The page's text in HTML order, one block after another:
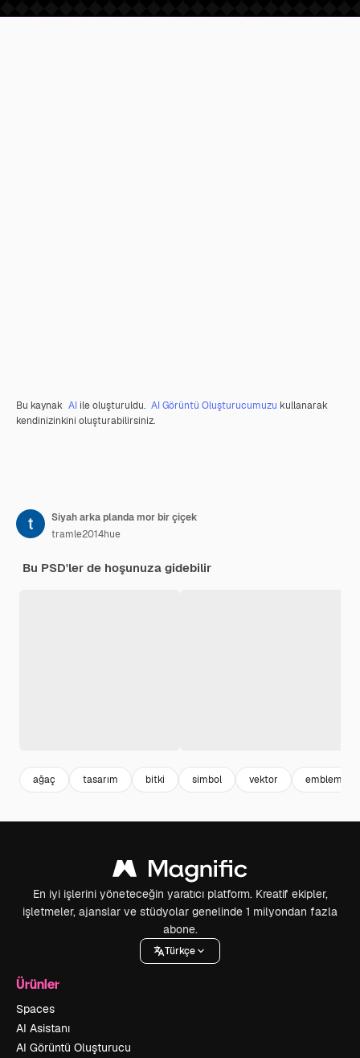
Bu kaynak AI ile oluşturuldu. AI Görüntü Oluşturucumuzu kullanarak
kendinizinkini oluşturabilirsiniz.
Siyah arka planda mor bir çiçek
tramle2014hue
Bu PSD'ler de hoşunuza gidebilir
ağaç tasarım bitki simbol vektor emblem
En iyi işlerini yöneteceğin yaratıcı platform. Kreatif ekipler,
işletmeler, ajanslar ve stüdyolar genelinde 1 milyondan fazla
abone.
Türkçe
Ürünler
Spaces
AI Asistanı
AI Görüntü Oluşturucu